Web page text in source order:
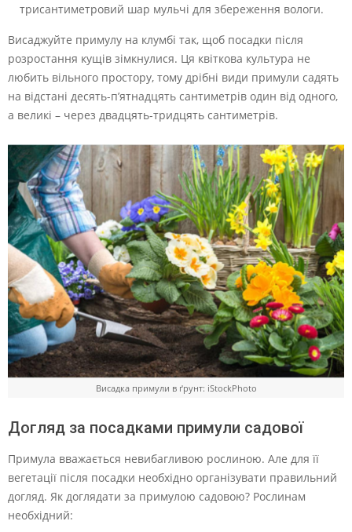
трисантиметровий шар мульчі для збереження вологи.
Висаджуйте примулу на клумбі так, щоб посадки після
розростання кущів зімкнулися. Ця квіткова культура не
любить вільного простору, тому дрібні види примули садять
на відстані десять-п’ятнадцять сантиметрів один від одного,
а великі – через двадцять-тридцять сантиметрів.
Висадка примули в ґрунт: iStockPhoto
Догляд за посадками примули садової
Примула вважається невибагливою рослиною. Але для її
вегетації після посадки необхідно організувати правильний
догляд. Як доглядати за примулою садовою? Рослинам
необхідний: